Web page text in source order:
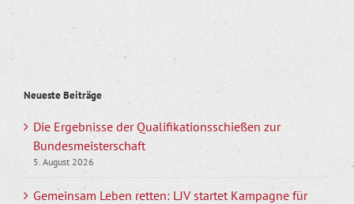
Neueste Beiträge
Die Ergebnisse der Qualifikationsschießen zur
Bundesmeisterschaft
5. August 2026
Gemeinsam Leben retten: LJV startet Kampagne für